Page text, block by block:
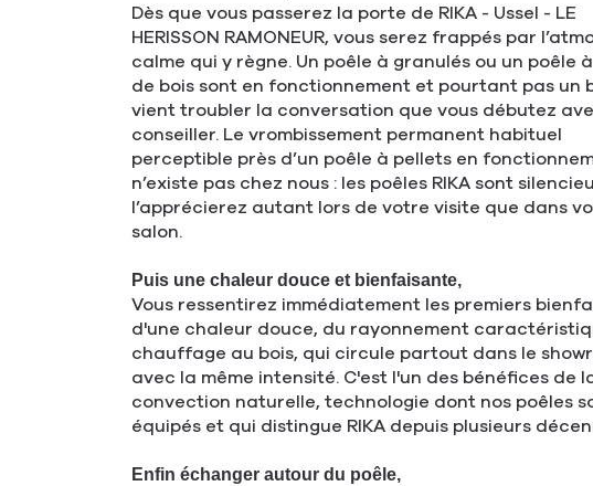
Dès que vous passerez la porte de RIKA - Ussel - LE
HERISSON RAMONEUR, vous serez frappés par
calme qui y règne. Un poêle à granulés ou un poêle
de bois sont en fonctionnement et pourtant pas un
vient troubler la conversation que vous débutez
conseiller. Le vrombissement permanent habituel
perceptible près d’un poêle à pellets en
n’existe pas chez nous : les poêles RIKA sont
l’apprécierez autant lors de votre visite que dans
salon.
Puis une chaleur douce et bienfaisante,
Vous ressentirez immédiatement les premiers
d'une chaleur douce, du rayonnement
chauffage au bois, qui circule partout dans le
avec la même intensité. C'est l'un des bénéfices de
convection naturelle, technologie dont nos poêles
équipés et qui distingue RIKA depuis plusieurs
Enfin échanger autour du poêle,